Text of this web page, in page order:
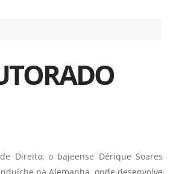
Plataforma Moodle
Setor de Registros
Webmail
Direito, o bajeense Dérique Soares